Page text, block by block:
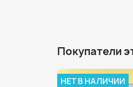
Покупатели
НЕТ В НАЛИЧИИ